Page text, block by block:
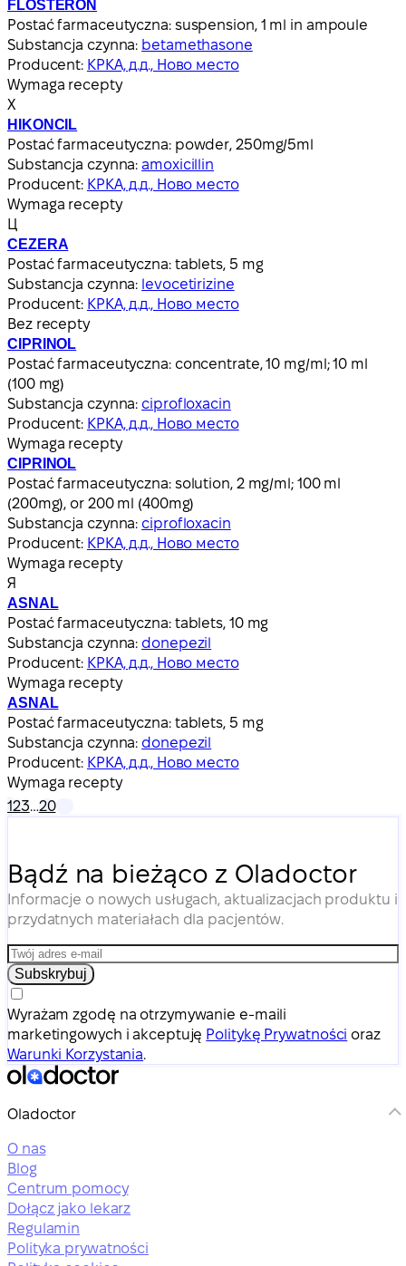
FLOSTERON
Postać farmaceutyczna: suspension, 1 ml in ampoule
Substancja czynna: betamethasone
Producent: КРКА, д.д., Ново место
Wymaga recepty
Х
HIKONCIL
Postać farmaceutyczna: powder, 250mg/5ml
Substancja czynna:amoxicillin
Producent: КРКА, д.д., Ново место
Wymaga recepty
Ц
CEZERA
Postać farmaceutyczna: tablets, 5 mg
Substancja czynna: levocetirizine
Producent: КРКА, д.д., Ново место
Bez recepty
CIPRINOL
Postać farmaceutyczna: concentrate, 10 mg/ml; 10 ml
(100 mg)
Substancja czynna: ciprofloxacin
Producent: КРКА, д.д., Ново место
Wymaga recepty
CIPRINOL
Postać farmaceutyczna: solution, 2 mg/ml; 100 ml
(200mg), or 200 ml (400mg)
Substancja czynna: ciprofloxacin
Producent: КРКА, д.д., Ново место
Wymaga recepty
Я
ASNAL
Postać farmaceutyczna: tablets, 10 mg
Substancja czynna: donepezil
Producent: КРКА, д.д., Ново место
Wymaga recepty
ASNAL
Postać farmaceutyczna: tablets, 5 mg
Substancja czynna: donepezil
Producent: КРКА, д.д., Ново место
Wymaga recepty
123…20
Bądź na bieżąco z Oladoctor
Informacje o nowych usługach, aktualizacjach produktu i
przydatnych materiałach dla pacjentów.
Subskrybuj
Wyrażam zgodę na otrzymywanie e-maili
marketingowych i akceptuję Politykę Prywatności oraz
Warunki Korzystania.
Oladoctor
O nas
Blog
Centrum pomocy
Dołącz jako lekarz
Regulamin
Polityka prywatności